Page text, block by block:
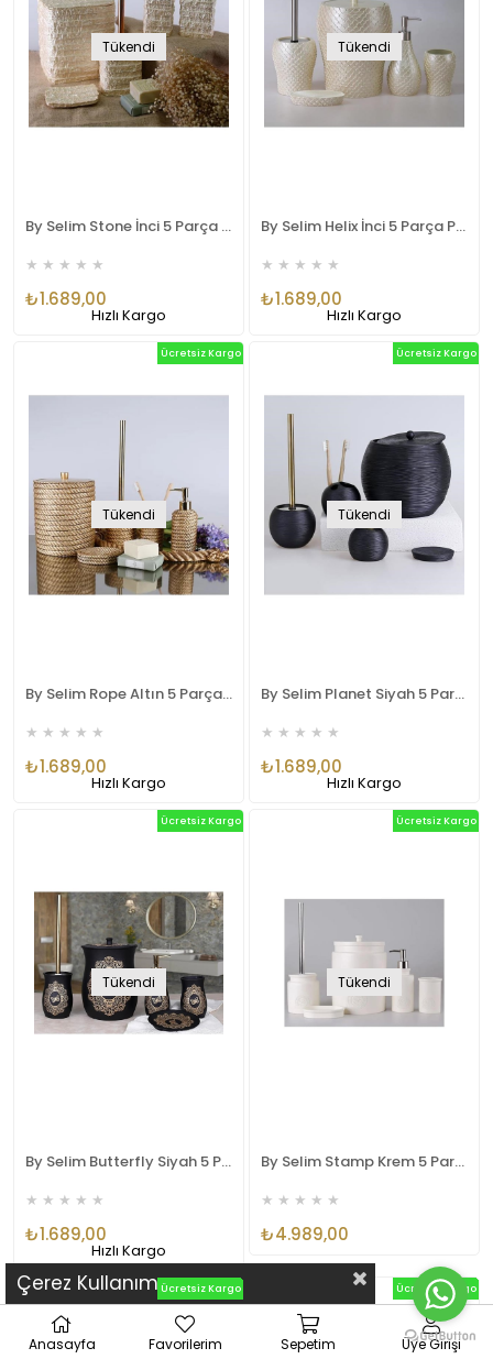
Tükendi
By Selim Stone İnci 5 Parça Polyester Banyo Seti
★ ★ ★ ★ ★
₺1.689,00
Hızlı Kargo
Tükendi
By Selim Helix İnci 5 Parça Polyester Banyo Seti
★ ★ ★ ★ ★
₺1.689,00
Hızlı Kargo
Tükendi
By Selim Rope Altın 5 Parça Polyester Banyo Seti
★ ★ ★ ★ ★
₺1.689,00
Ücretsiz Kargo
Hızlı Kargo
Tükendi
By Selim Planet Siyah 5 Parça Polyester Banyo Seti
★ ★ ★ ★ ★
₺1.689,00
Ücretsiz Kargo
Hızlı Kargo
Tükendi
By Selim Butterfly Siyah 5 Parça Polyester Banyo Seti
★ ★ ★ ★ ★
₺1.689,00
Ücretsiz Kargo
Hızlı Kargo
Tükendi
By Selim Stamp Krem 5 Parça Polyester Banyo Seti
★ ★ ★ ★ ★
₺4.989,00
Ücretsiz Kargo
Ücretsiz Kargo Ücretsiz Kargo
Çerez Kullanımı
Anasayfa Favorilerim Sepetim Üye Girişi